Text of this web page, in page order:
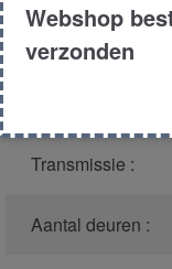
Type :
Transmissie :
Aantal deuren :
Webshop
verzonden